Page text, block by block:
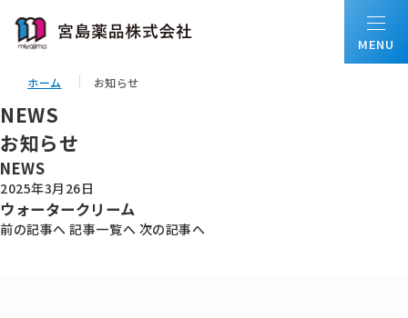
ホーム
私たちについて
ホーム お知らせ
NEWS
お知らせ
NEWS
2025年3月26日
ウォータークリーム
前の記事へ 記事一覧へ 次の記事へ